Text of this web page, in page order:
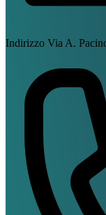
Indirizzo Via A.